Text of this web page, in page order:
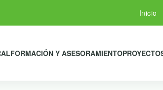
Inicio
FORMACIÓN Y ASESORAMIENTO